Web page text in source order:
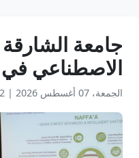
جامعة
الاصطناعي
الجمعة، 07 أغسطس 2026 | 2 دقيقة قراءة